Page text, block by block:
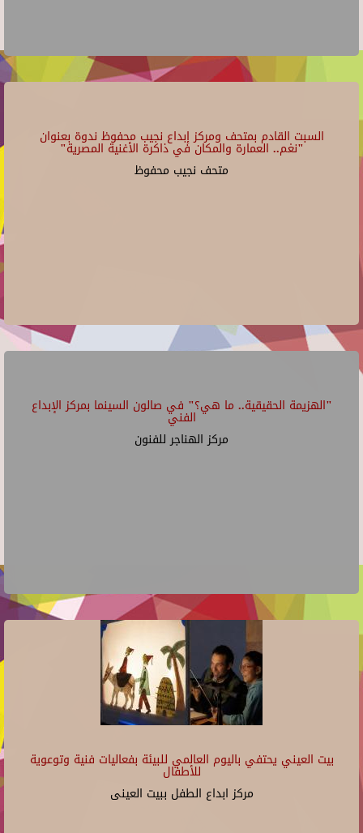
السبت القادم بمتحف ومركز إبداع نجيب محفوظ ندوة بعنوان
"نغم.. العمارة والمكان في ذاكرة الأغنية المصرية"
متحف نجيب محفوظ
"الهزيمة الحقيقية.. ما هي؟" في صالون السينما بمركز الإبداع
الفني
مركز الهناجر للفنون
بيت العيني يحتفي باليوم العالمي للبيئة بفعاليات فنية وتوعوية
للأطفال
مركز ابداع الطفل ببيت العينى